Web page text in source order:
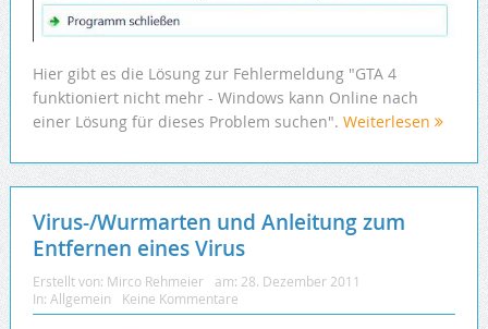
Hier gibt es die Lösung zur Fehlermeldung "GTA 4
funktioniert nicht mehr - Windows kann Online nach
einer Lösung für dieses Problem suchen". Weiterlesen
Virus-/Wurmarten und Anleitung zum
Entfernen eines Virus
Erstellt von: Mirco Rehmeier am: 28. Dezember 2011
In: Allgemein Keine Kommentare